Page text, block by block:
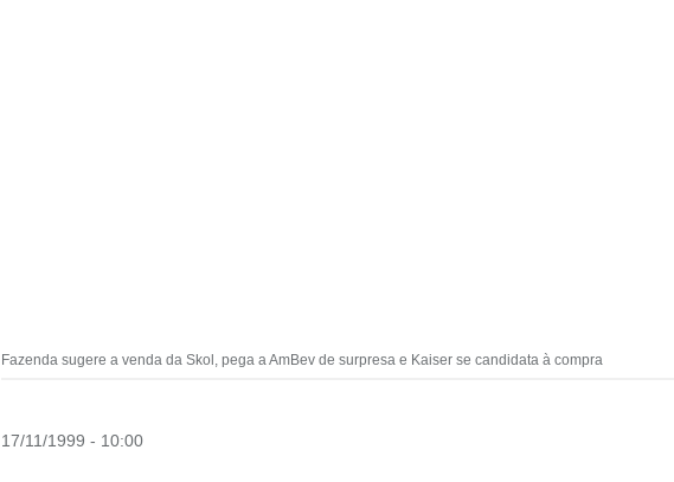
Fazenda sugere a venda da Skol, pega a AmBev de surpresa e Kaiser se candidata à compra
17/11/1999 - 10:00